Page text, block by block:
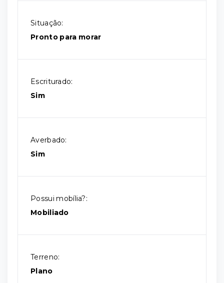
Situação:
Pronto para morar
Escriturado:
Sim
Averbado:
Sim
Possui mobília?:
Mobiliado
Terreno:
Plano